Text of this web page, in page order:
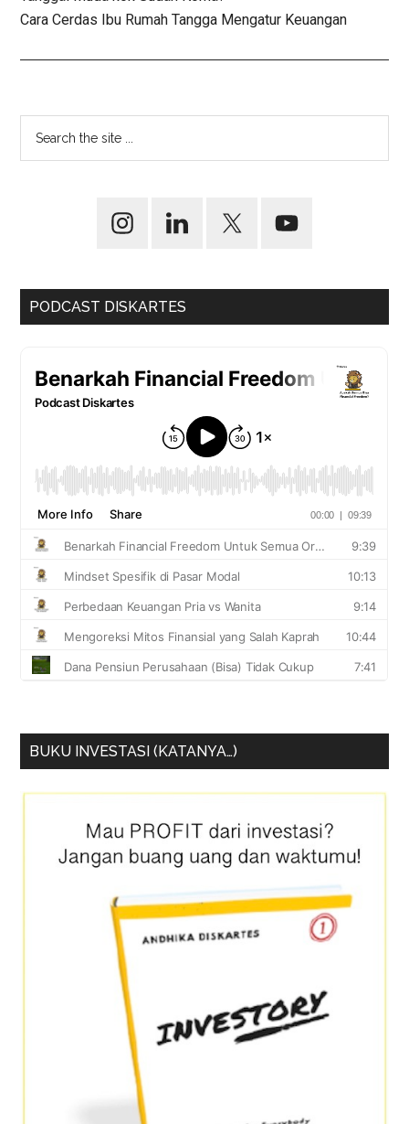
Cara Cerdas Ibu Rumah Tangga Mengatur Keuangan
PODCAST DISKARTES
BUKU INVESTASI (KATANYA…)